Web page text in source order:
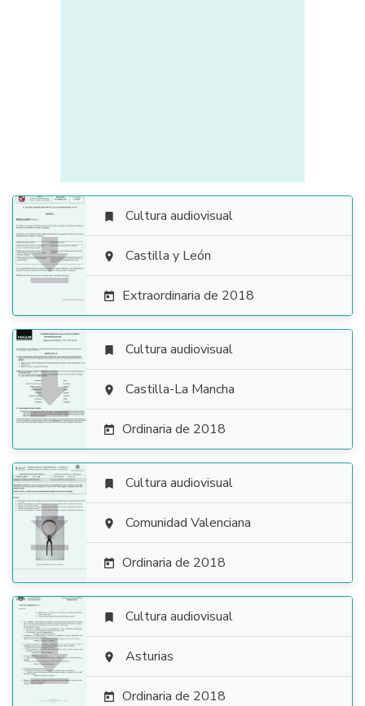

 Cultura audiovisual
 Castilla y León
 Extraordinaria de 2018

 Cultura audiovisual
 Castilla-La Mancha
 Ordinaria de 2018

 Cultura audiovisual
 Comunidad Valenciana
 Ordinaria de 2018

 Cultura audiovisual
 Asturias
 Ordinaria de 2018